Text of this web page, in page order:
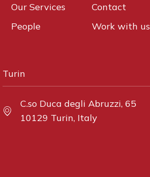
Our Services
People
Contact
Work with us
Turin
C.so Duca degli Abruzzi, 65
10129 Turin, Italy